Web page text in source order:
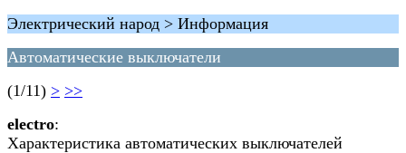
Электрический народ > Информация
Автоматические выключатели
(1/11) > >>
electro:
Характеристика автоматических выключателей